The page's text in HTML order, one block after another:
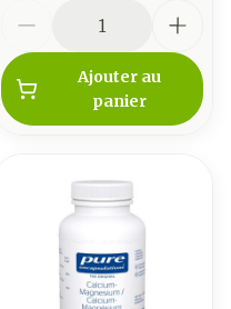
Ajouter au
panier